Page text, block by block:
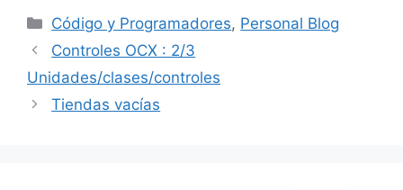
Categorías
Código y Programadores, Personal Blog
Controles OCX : 2/3
Unidades/clases/controles
Tiendas vacías